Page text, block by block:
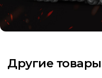
Другие товары